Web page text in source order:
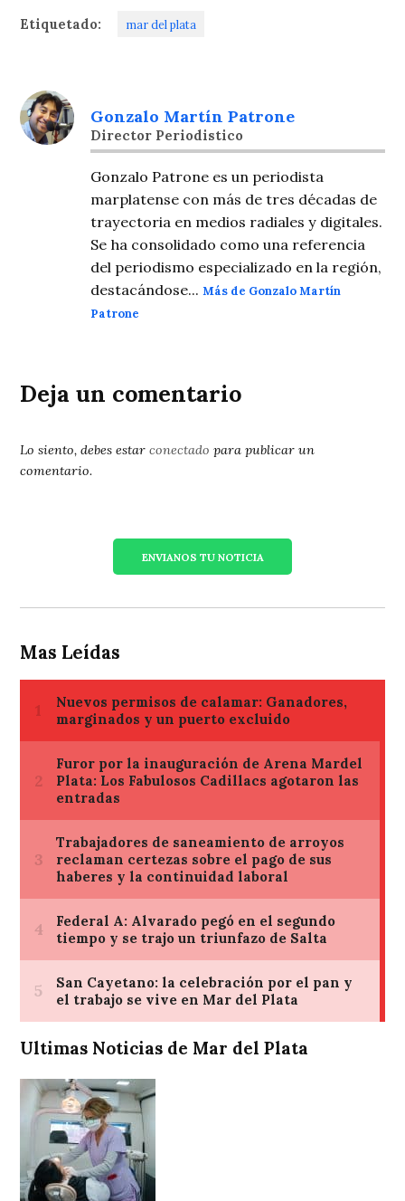
Etiquetado: mar del plata
Gonzalo Martín Patrone
Director Periodistico
Gonzalo Patrone es un periodista
marplatense con más de tres décadas de
trayectoria en medios radiales y digitales.
Se ha consolidado como una referencia
del periodismo especializado en la región,
destacándose...Más de Gonzalo Martín
Patrone
Deja un comentario
Lo siento, debes estarconectado para publicar un
comentario.
ENVIANOS TU NOTICIA
Mas Leídas
Ultimas Noticias de Mar del Plata